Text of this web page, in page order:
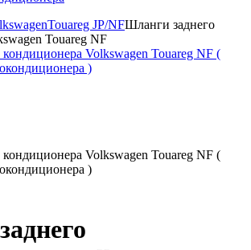
Touareg JP/NFШланги заднего
Touareg NF